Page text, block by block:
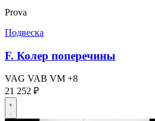
Prova
Подвеска
F. Колер поперечины
VAG VAB VM +8
21 252 ₽